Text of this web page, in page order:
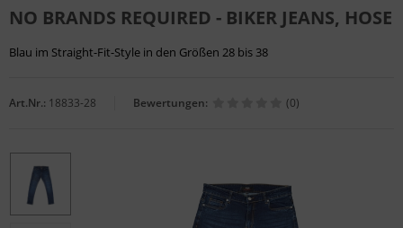
NO BRANDS REQUIRED - BIKER JEANS, HOSE
Blau im Straight-Fit-Style in den Größen 28 bis 38
Art.Nr.: 18833-28 Bewertungen: (0)